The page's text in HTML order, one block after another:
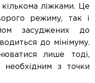
ліжками. Це
режиму, так і
засуджених до
до мінімуму.
лише тоді,
з точки